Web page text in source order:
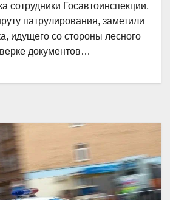
сотрудники Госавтоинспекции,
патрулирования, заметили
идущего со стороны лесного
документов…